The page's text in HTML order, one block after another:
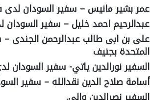
عمر بشير مانيس – سفير السودان لدى
عبدالرحيم احمد خليل – سفير السودان
على بن ابى طالب عبدالرحمن الجندى
المتحدة بجنيف
السفير نورالدين ياتي- سفير السودان
أسامة صلاح الدين نقدالله – سفير